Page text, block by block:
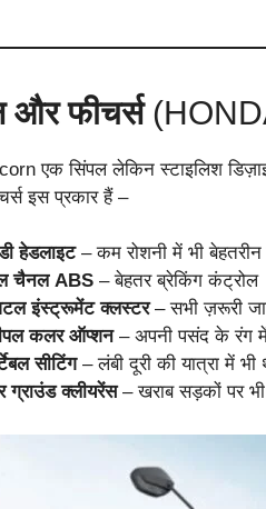
और फीचर्स
एक सिंपल लेकिन स्टाइलिश
इस प्रकार हैं –
हेडलाइट– कम रोशनी में भी बेहतरीन
चैनल ABS – बेहतर ब्रेकिंग कंट्रोल
इंस्ट्रूमेंट क्लस्टर– सभी ज़रूरी
कलर ऑप्शन– अपनी पसंद के रंग
सीटिंग– लंबी दूरी की यात्रा में
ग्राउंड क्लीयरेंस– खराब सड़कों पर